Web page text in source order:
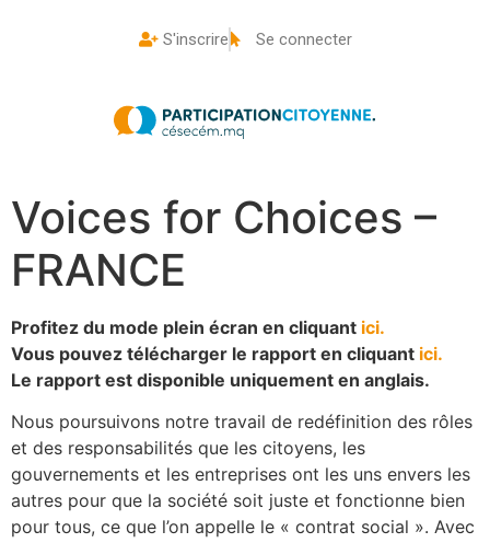
S'inscrire Se connecter
Voices for Choices –
FRANCE
Profitez du mode plein écran en cliquant ici.
Vous pouvez télécharger le rapport en cliquant ici.
Le rapport est disponible uniquement en anglais.
Nous poursuivons notre travail de redéfinition des rôles
et des responsabilités que les citoyens, les
gouvernements et les entreprises ont les uns envers les
autres pour que la société soit juste et fonctionne bien
pour tous, ce que l’on appelle le « contrat social ». Avec